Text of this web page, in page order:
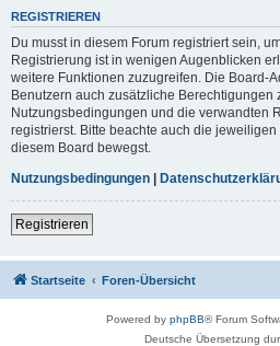
REGISTRIEREN
Du musst in diesem Forum registriert sein,
Registrierung ist in wenigen Augenblicken
weitere Funktionen zuzugreifen. Die Board-
Benutzern auch zusätzliche Berechtigungen
Nutzungsbedingungen und die verwandten
registrierst. Bitte beachte auch die
diesem Board bewegst.
Nutzungsbedingungen |
Registrieren
Startseite Foren-Übersicht
Powered by phpBB® Forum
Deutsche Übersetzung